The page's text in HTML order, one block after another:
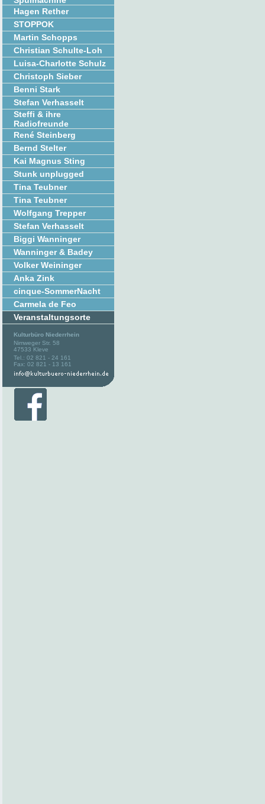
Hagen Rether
STOPPOK
Martin Schopps
Christian Schulte-Loh
Luisa-Charlotte Schulz
Christoph Sieber
Benni Stark
Stefan Verhasselt
Steffi & ihre
Radiofreunde
René Steinberg
Bernd Stelter
Kai Magnus Sting
Stunk unplugged
Tina Teubner
Tina Teubner
Wolfgang Trepper
Stefan Verhasselt
Biggi Wanninger
Wanninger & Badey
Volker Weininger
Anka Zink
cinque-SommerNacht
Carmela de Feo
Veranstaltungsorte
Kulturbüro Niederrhein
Nimweger Str. 58
47533 Kleve
Tel.: 02 821 - 24 161
Fax: 02 821 - 13 161